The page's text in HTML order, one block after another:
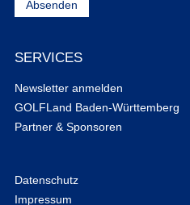
SERVICES
Newsletter anmelden
GOLFLand Baden-Württemberg
Partner & Sponsoren
Datenschutz
Impressum